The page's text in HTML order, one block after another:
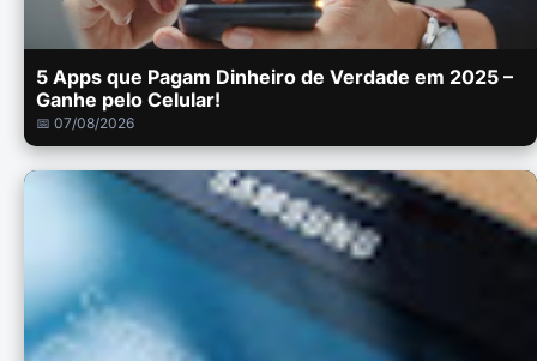
5 Apps que Pagam Dinheiro de Verdade em 2025 –
Ganhe pelo Celular!
📅 07/08/2026